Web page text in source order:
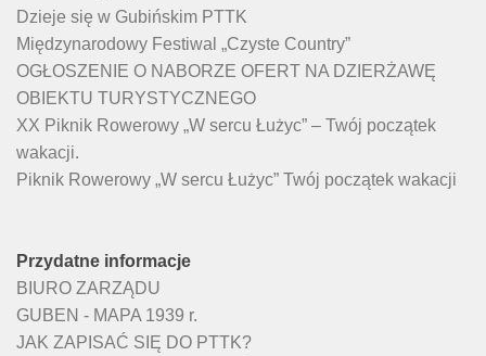
Dzieje się w Gubińskim PTTK
Międzynarodowy Festiwal „Czyste Country”
OGŁOSZENIE O NABORZE OFERT NA DZIERŻAWĘ
OBIEKTU TURYSTYCZNEGO
XX Piknik Rowerowy „W sercu Łużyc” – Twój początek
wakacji.
Piknik Rowerowy „W sercu Łużyc” Twój początek wakacji
Przydatne informacje
BIURO ZARZĄDU
GUBEN - MAPA 1939 r.
JAK ZAPISAĆ SIĘ DO PTTK?